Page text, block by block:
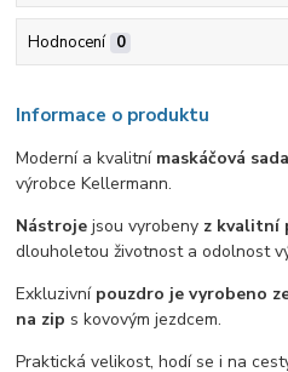
Hodnocení 0
Informace o produktu
Moderní a kvalitní maskáčová
výrobce Kellermann.
Nástroje jsou vyrobeny z kvalitní
dlouholetou životnost a odolnost
Exkluzivní pouzdro je vyrobeno
na zip s kovovým jezdcem.
Praktická velikost, hodí se i na